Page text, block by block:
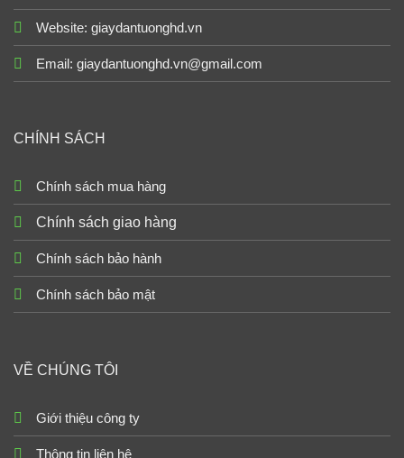
Website: giaydantuonghd.vn
Email: giaydantuonghd.vn@gmail.com
CHÍNH SÁCH
Chính sách mua hàng
Chính sách giao hàng
Chính sách bảo hành
Chính sách bảo mật
VỀ CHÚNG TÔI
Giới thiệu công ty
Thông tin liên hệ